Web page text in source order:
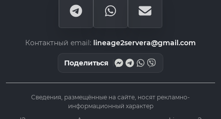
Контактный email: lineage2servera@gmail.com
Поделиться
Сведения, размещённые на сайте, носят рекламно-
информационный характер